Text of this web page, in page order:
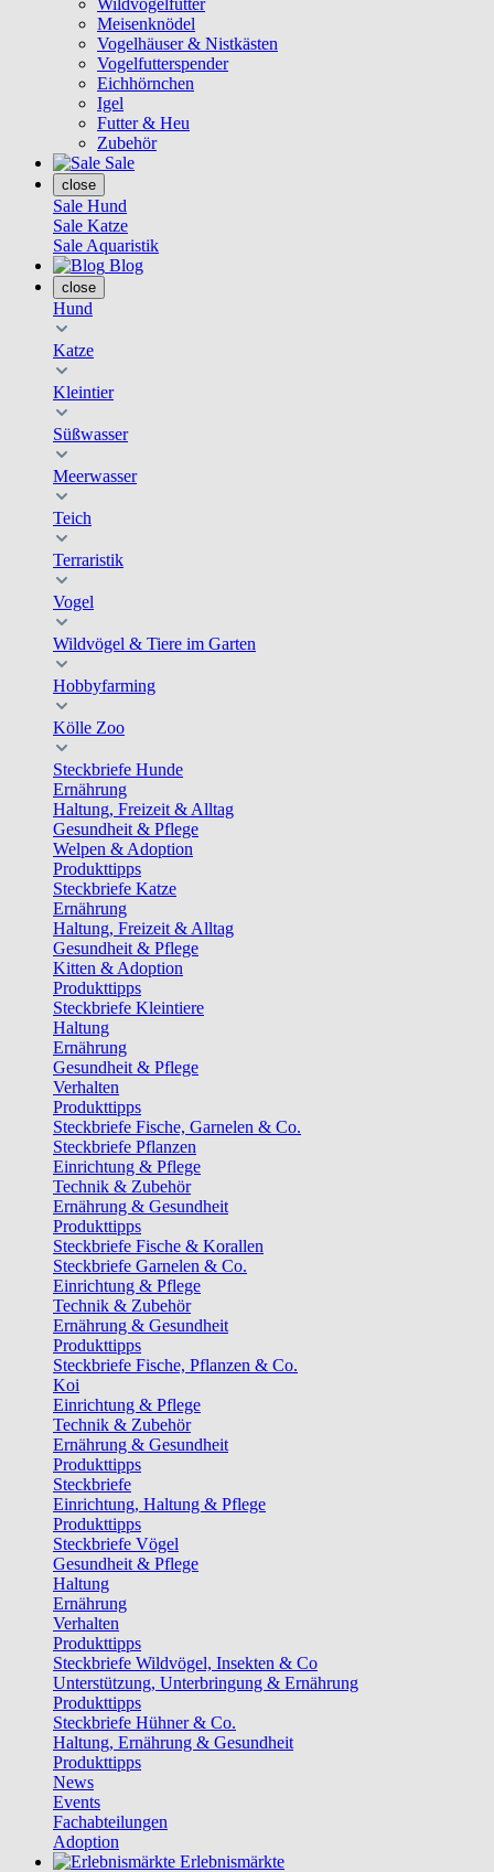
Wildvogelfutter
Meisenknödel
Vogelhäuser & Nistkästen
Vogelfutterspender
Eichhörnchen
Igel
Futter & Heu
Zubehör
Sale
close
Sale Hund
Sale Katze
Sale Aquaristik
Blog
close
Hund
Katze
Kleintier
Süßwasser
Meerwasser
Teich
Terraristik
Vogel
Wildvögel & Tiere im Garten
Hobbyfarming
Kölle Zoo
Steckbriefe Hunde
Ernährung
Haltung, Freizeit & Alltag
Gesundheit & Pflege
Welpen & Adoption
Produkttipps
Steckbriefe Katze
Ernährung
Haltung, Freizeit & Alltag
Gesundheit & Pflege
Kitten & Adoption
Produkttipps
Steckbriefe Kleintiere
Haltung
Ernährung
Gesundheit & Pflege
Verhalten
Produkttipps
Steckbriefe Fische, Garnelen & Co.
Steckbriefe Pflanzen
Einrichtung & Pflege
Technik & Zubehör
Ernährung & Gesundheit
Produkttipps
Steckbriefe Fische & Korallen
Steckbriefe Garnelen & Co.
Einrichtung & Pflege
Technik & Zubehör
Ernährung & Gesundheit
Produkttipps
Steckbriefe Fische, Pflanzen & Co.
Koi
Einrichtung & Pflege
Technik & Zubehör
Ernährung & Gesundheit
Produkttipps
Steckbriefe
Einrichtung, Haltung & Pflege
Produkttipps
Steckbriefe Vögel
Gesundheit & Pflege
Haltung
Ernährung
Verhalten
Produkttipps
Steckbriefe Wildvögel, Insekten & Co
Unterstützung, Unterbringung & Ernährung
Produkttipps
Steckbriefe Hühner & Co.
Haltung, Ernährung & Gesundheit
Produkttipps
News
Events
Fachabteilungen
Adoption
Erlebnismärkte